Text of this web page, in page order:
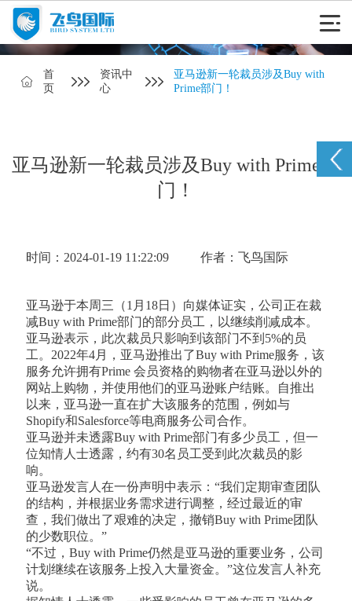
首
页
资讯中
心
亚马逊新一轮裁员涉及Buy with
Prime部门！
亚马逊新一轮裁员涉及Buy with Prime部
门！
时间：2024-01-19 11:22:09 作者：飞鸟国际
亚马逊于本周三（1月18日）向媒体证实，公司正在裁
减Buy with Prime部门的部分员工，以继续削减成本。
亚马逊表示，此次裁员只影响到该部门不到5%的员
工。2022年4月，亚马逊推出了Buy with Prime服务，该
服务允许拥有Prime 会员资格的购物者在亚马逊以外的
网站上购物，并使用他们的亚马逊账户结账。自推出
以来，亚马逊一直在扩大该服务的范围，例如与
Shopify和Salesforce等电商服务公司合作。
亚马逊并未透露Buy with Prime部门有多少员工，但一
位知情人士透露，约有30名员工受到此次裁员的影
响。
亚马逊发言人在一份声明中表示：“我们定期审查团队
的结构，并根据业务需求进行调整，经过最近的审
查，我们做出了艰难的决定，撤销Buy with Prime团队
的少数职位。”
“不过，Buy with Prime仍然是亚马逊的重要业务，公司
计划继续在该服务上投入大量资金。”这位发言人补充
说。